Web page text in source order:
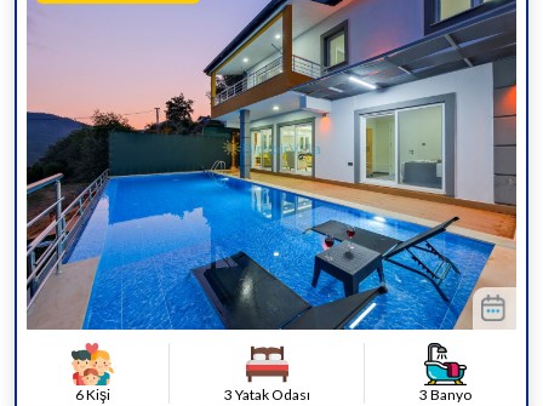
6 Kişi 3 Yatak Odası
3 Banyo